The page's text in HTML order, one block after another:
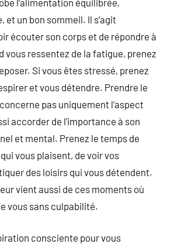
et un bon sommeil. Il s’agit
écouter son corps et de répondre à
vous ressentez de la fatigue, prenez
Si vous êtes stressé, prenez
et vous détendre. Prendre le
pas uniquement l’aspect
accorder de l’importance à son
et mental. Prenez le temps de
vous plaisent, de voir vos
des loisirs qui vous détendent.
vient aussi de ces moments où
vous sans culpabilité.
consciente pour vous